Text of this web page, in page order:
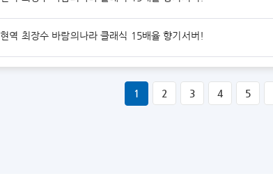
현역 최장수 바람의나라 클래식 15배율 향기서버!
1 2 3 4 5